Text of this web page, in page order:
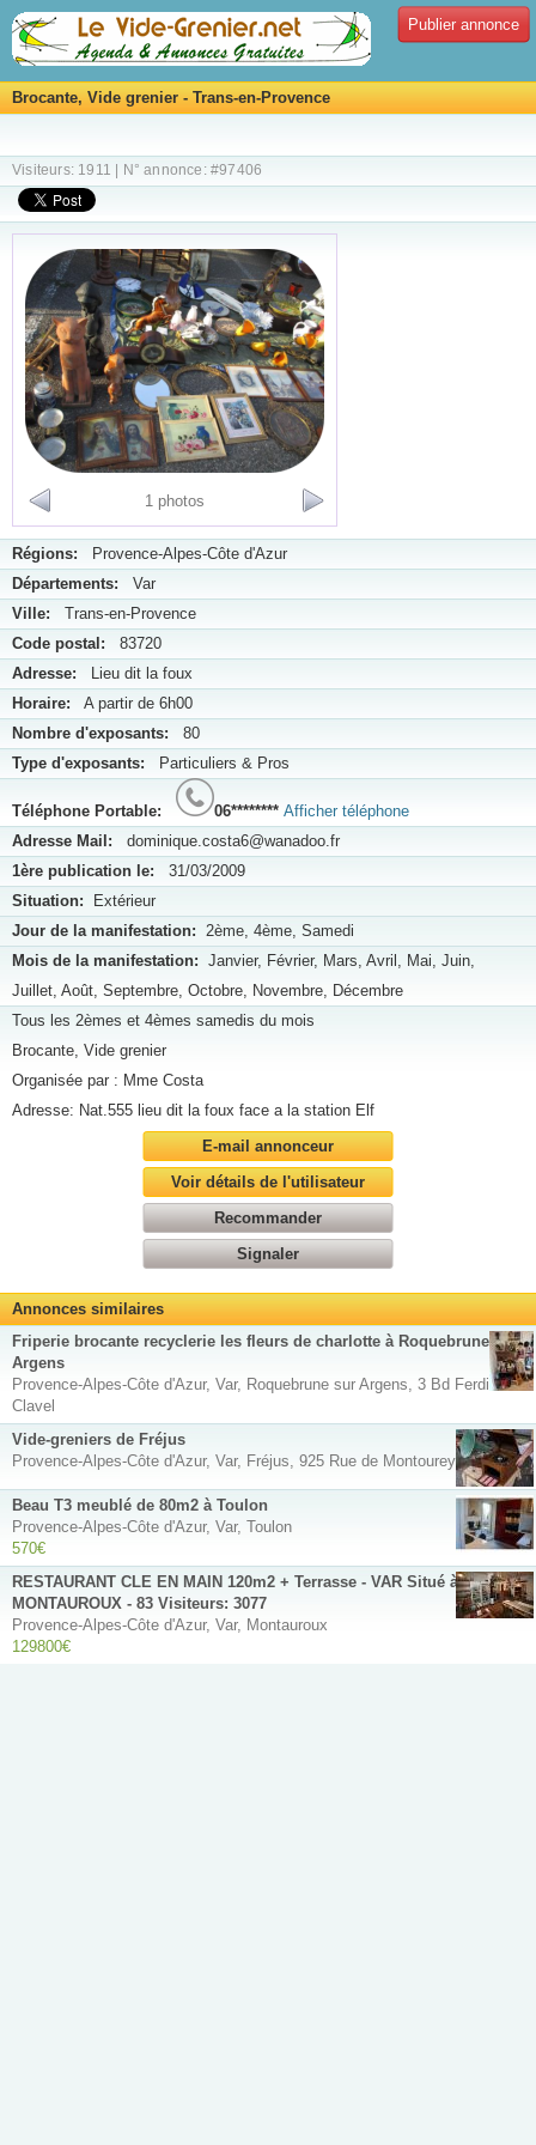
Publier annonce
Brocante, Vide grenier - Trans-en-Provence
Visiteurs: 1911 | N° annonce: #97406
1 photos
Régions: Provence-Alpes-Côte d'Azur
Départements: Var
Ville: Trans-en-Provence
Code postal: 83720
Adresse: Lieu dit la foux
Horaire: A partir de 6h00
Nombre d'exposants: 80
Type d'exposants: Particuliers & Pros
Téléphone Portable: 06******** Afficher téléphone
Adresse Mail: dominique.costa6@wanadoo.fr
1ère publication le: 31/03/2009
Situation: Extérieur
Jour de la manifestation: 2ème, 4ème, Samedi
Mois de la manifestation: Janvier, Février, Mars, Avril, Mai, Juin,
Juillet, Août, Septembre, Octobre, Novembre, Décembre
Tous les 2èmes et 4èmes samedis du mois
Brocante, Vide grenier
Organisée par : Mme Costa
Adresse: Nat.555 lieu dit la foux face a la station Elf
E-mail annonceur
Voir détails de l'utilisateur
Recommander
Signaler
Annonces similaires
Friperie brocante recyclerie les fleurs de charlotte à Roquebrune sur
Argens
Provence-Alpes-Côte d'Azur, Var, Roquebrune sur Argens, 3 Bd Ferdinand
Clavel
Vide-greniers de Fréjus
Provence-Alpes-Côte d'Azur, Var, Fréjus, 925 Rue de Montourey
Beau T3 meublé de 80m2 à Toulon
Provence-Alpes-Côte d'Azur, Var, Toulon
570€
RESTAURANT CLE EN MAIN 120m2 + Terrasse - VAR Situé à
MONTAUROUX - 83 Visiteurs: 3077
Provence-Alpes-Côte d'Azur, Var, Montauroux
129800€